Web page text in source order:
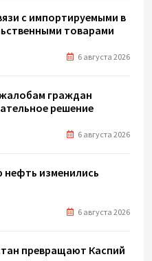
с импортируемыми в
товарами
6 августа 2026
граждан
решение
6 августа 2026
изменились
6 августа 2026
превращают Каспий